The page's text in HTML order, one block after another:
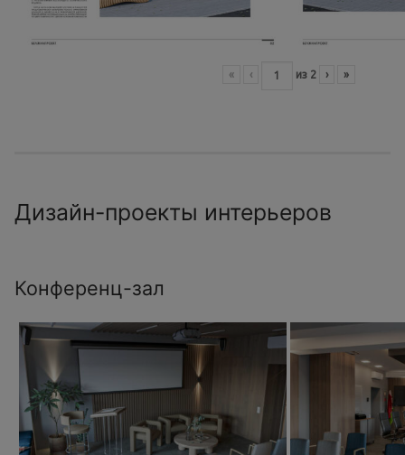
« ‹ из 2 › »
Дизайн-проекты интерьеров
Конференц-зал